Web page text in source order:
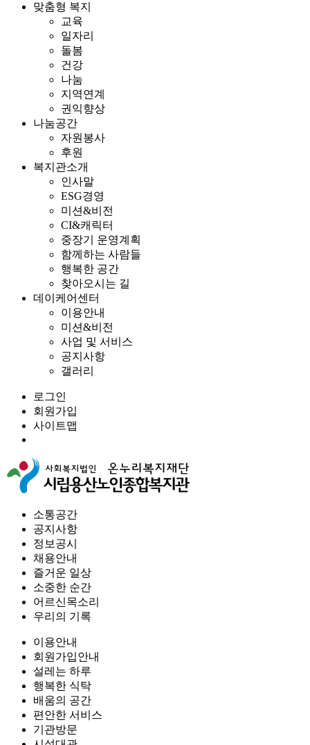
맞춤형 복지
교육
일자리
돌봄
건강
나눔
지역연계
권익향상
나눔공간
자원봉사
후원
복지관소개
인사말
ESG경영
미션&비전
CI&캐릭터
중장기 운영계획
함께하는 사람들
행복한 공간
찾아오시는 길
데이케어센터
이용안내
미션&비전
사업 및 서비스
공지사항
갤러리
로그인
회원가입
사이트맵
소통공간
공지사항
정보공시
채용안내
즐거운 일상
소중한 순간
어르신목소리
우리의 기록
이용안내
회원가입안내
설레는 하루
행복한 식탁
배움의 공간
편안한 서비스
기관방문